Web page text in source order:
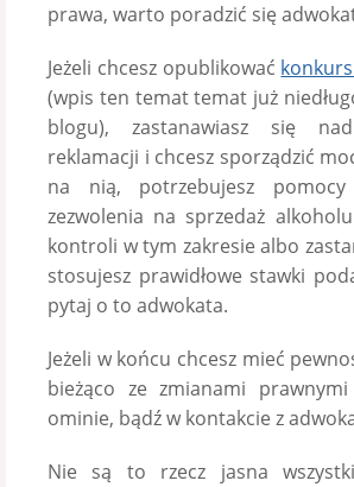
prawa, warto poradzić się
Jeżeli chcesz opublikować
(wpis ten temat temat już
blogu), zastanawiasz się
reklamacji i chcesz sporządzić
na nią, potrzebujesz
zezwolenia na sprzedaż
kontroli w tym zakresie albo
stosujesz prawidłowe stawki
pytaj o to adwokata.
Jeżeli w końcu chcesz mieć
bieżąco ze zmianami
ominie, bądź w kontakcie z
Nie są to rzecz jasna